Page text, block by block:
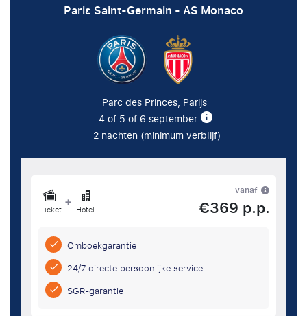
Paris Saint-Germain - AS Monaco
Parc des Princes, Parijs
4 of 5 of 6 september
2 nachten (minimum verblijf)
Ticket + Hotel
vanaf
€369 p.p.
Omboekgarantie
24/7 directe persoonlijke service
SGR-garantie